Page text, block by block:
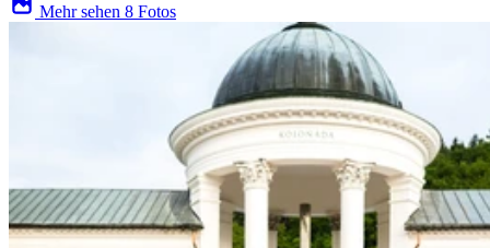
Mehr sehen 8 Fotos